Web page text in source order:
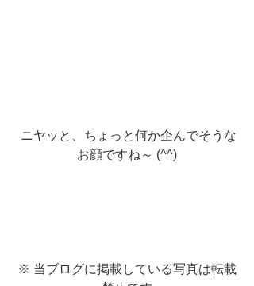
お顔ですね～ (^^)
※ 当ブログに掲載している写真は転載